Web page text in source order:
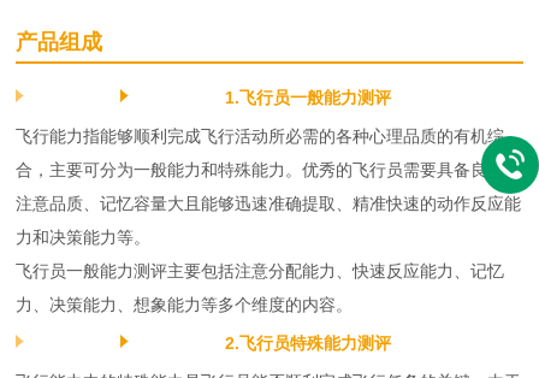
产品组成
1.飞行员一般能力测评
飞行能力指能够顺利完成飞行活动所必需的各种心理品质的有机综
合，主要可分为一般能力和特殊能力。优秀的飞行员需要具备良好的
注意品质、记忆容量大且能够迅速准确提取、精准快速的动作反应能
力和决策能力等。
飞行员一般能力测评主要包括注意分配能力、快速反应能力、记忆
力、决策能力、想象能力等多个维度的内容。
2.飞行员特殊能力测评